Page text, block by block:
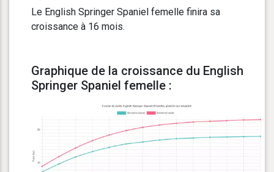
Le English Springer Spaniel femelle finira sa
croissance à 16 mois.
Graphique de la croissance du English
Springer Spaniel femelle :